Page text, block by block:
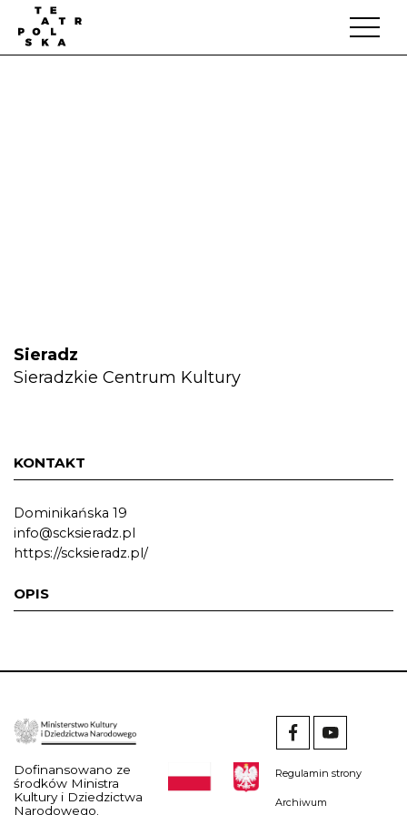
Sieradz
Sieradzkie Centrum Kultury
KONTAKT
Dominikańska 19
info@scksieradz.pl
https://scksieradz.pl/
OPIS
Dofinansowano ze
środków Ministra
Kultury i Dziedzictwa
Narodowego.
Regulamin strony
Archiwum